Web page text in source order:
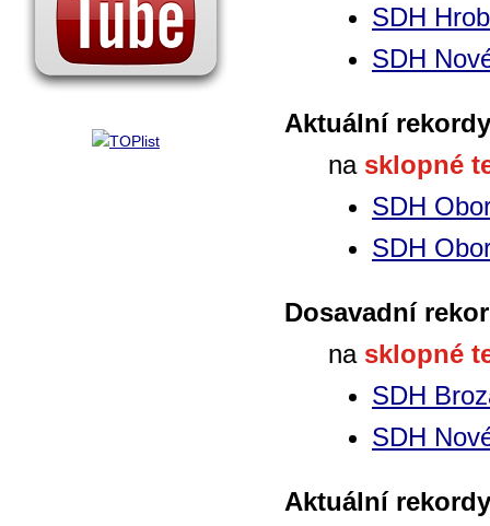
SDH
SDH
Aktuální
na sklopné
SDH
SDH
Dosavadní
na sklopné
SDH
SDH
Aktuální